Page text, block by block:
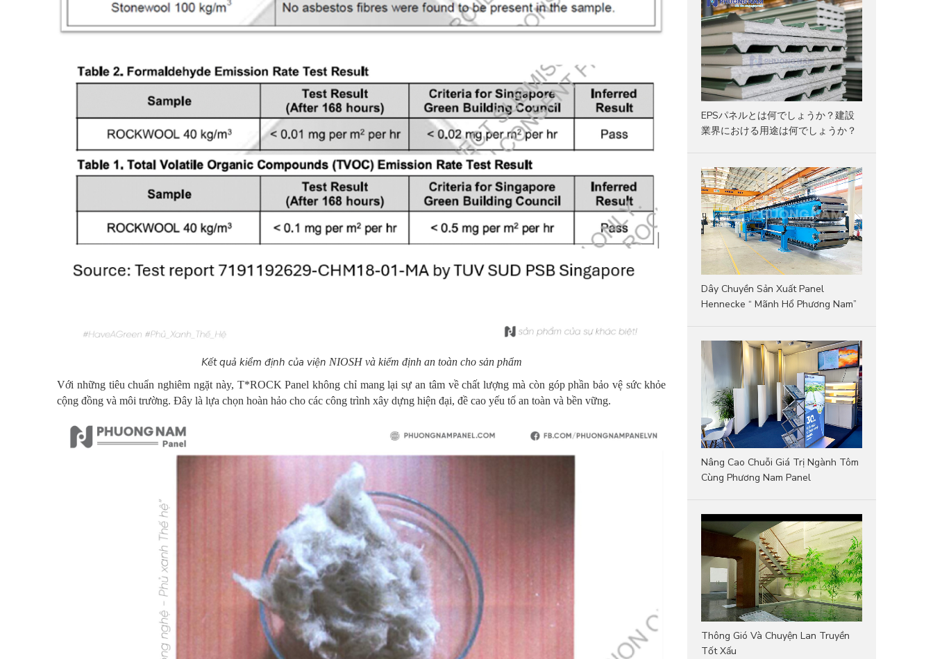
Kết quả kiểm định của viện NIOSH và kiểm định an toàn cho sản phẩm
Với những tiêu chuẩn nghiêm ngặt này, T*ROCK Panel không chỉ mang lại sự an tâm về chất lượng mà còn góp phần bảo vệ sức khỏe
cộng đồng và môi trường. Đây là lựa chọn hoàn hảo cho các công trình xây dựng hiện đại, đề cao yếu tố an toàn và bền vững.
EPSパネルとは何でしょうか？建設
業界における用途は何でしょうか？
Dây Chuyền Sản Xuất Panel
Hennecke “ Mãnh Hổ Phương Nam”
Nâng Cao Chuỗi Giá Trị Ngành Tôm
Cùng Phương Nam Panel
Thông Gió Và Chuyện Lan Truyền
Tốt Xấu